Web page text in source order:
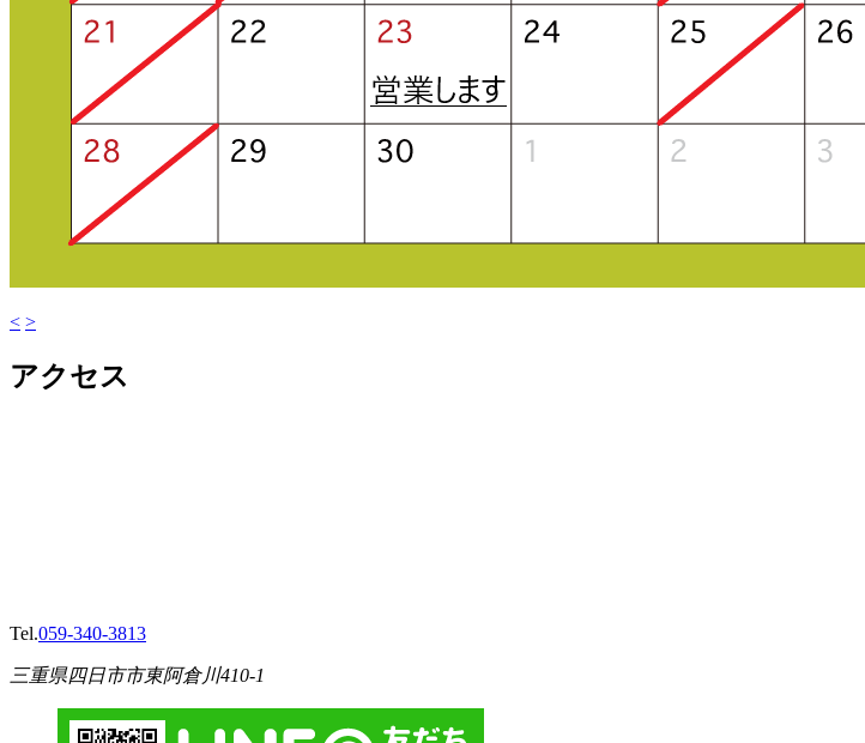
< >
アクセス
Tel.059-340-3813
三重県四日市市東阿倉川410-1